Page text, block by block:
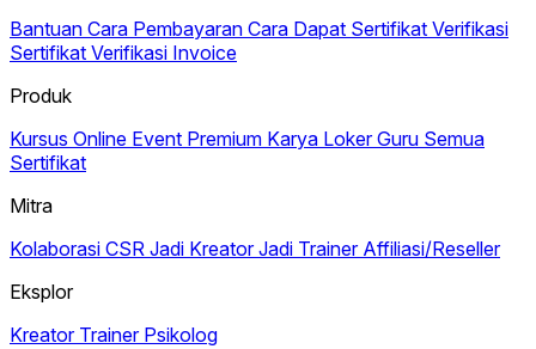
Bantuan Cara Pembayaran Cara Dapat Sertifikat Verifikasi
Sertifikat Verifikasi Invoice
Produk
Kursus Online Event Premium Karya Loker Guru Semua
Sertifikat
Mitra
Kolaborasi CSR Jadi KreatorJadi Trainer Affiliasi/Reseller
Eksplor
Kreator Trainer Psikolog